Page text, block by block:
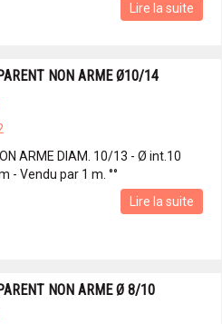
Lire la suite
NON ARME Ø10/14
ARME DIAM. 10/13 - Ø int.10
- Vendu par 1 m. °°
Lire la suite
NON ARME Ø 8/10